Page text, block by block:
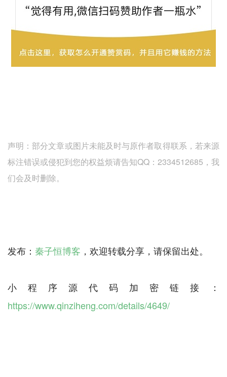
声明：部分文章或图片未能及时与原作者取得联系，若来源
标注错误或侵犯到您的权益烦请告知QQ：2334512685，我
们会及时删除。
发布： 秦子恒博客 ，欢迎转载分享，请保留出处。
小程序源代码加密链接：
https://www.qinziheng.com/details/4649/